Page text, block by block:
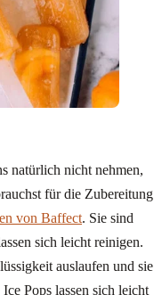
natürlich nicht nehmen,
für die Zubereitung
von Baffect. Sie sind
sich leicht reinigen.
auslaufen und sie
Pops lassen sich leicht